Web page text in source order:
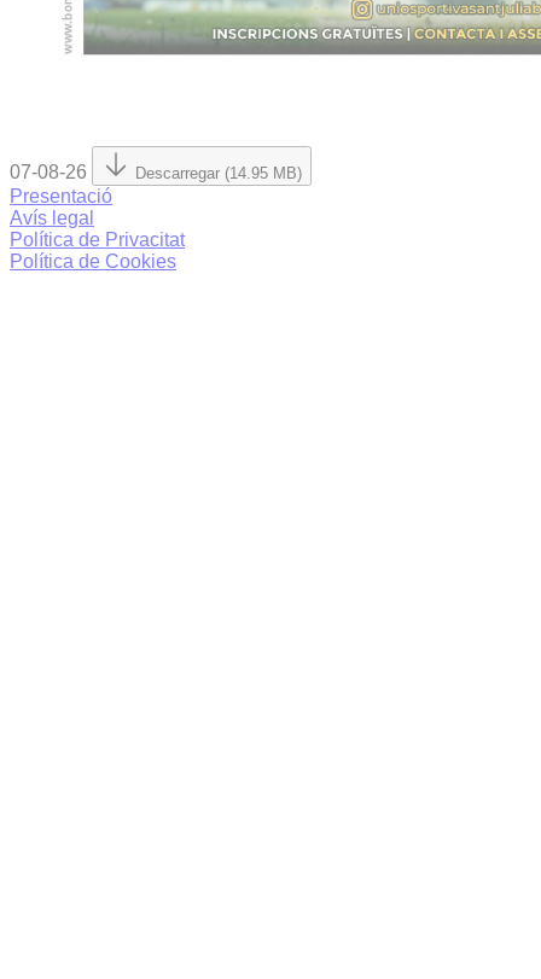
07-08-26 Descarregar (14.95 MB)
Presentació
Avís legal
Política de Privacitat
Política de Cookies